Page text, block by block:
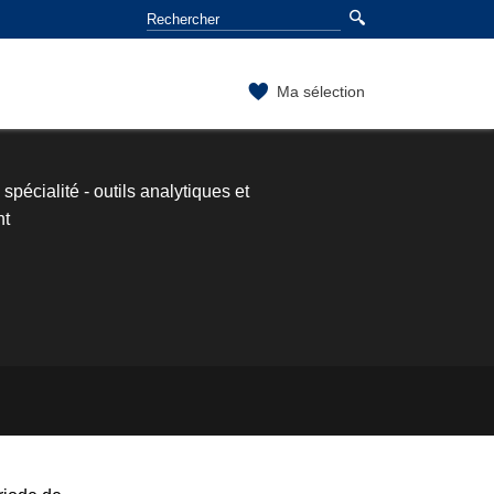
Ma sélection
- outils analytiques et